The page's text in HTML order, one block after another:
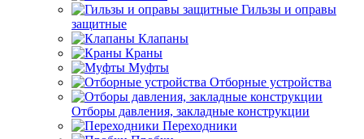
Гильзы и оправы
защитные
Клапаны
Краны
Муфты
Отборные устройства
Отборы давления, закладные конструкции
Переходники